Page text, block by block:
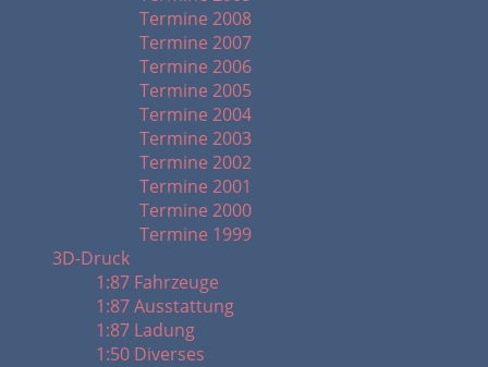
Termine 2008
Termine 2007
Termine 2006
Termine 2005
Termine 2004
Termine 2003
Termine 2002
Termine 2001
Termine 2000
Termine 1999
3D-Druck
1:87 Fahrzeuge
1:87 Ausstattung
1:87 Ladung
1:50 Diverses